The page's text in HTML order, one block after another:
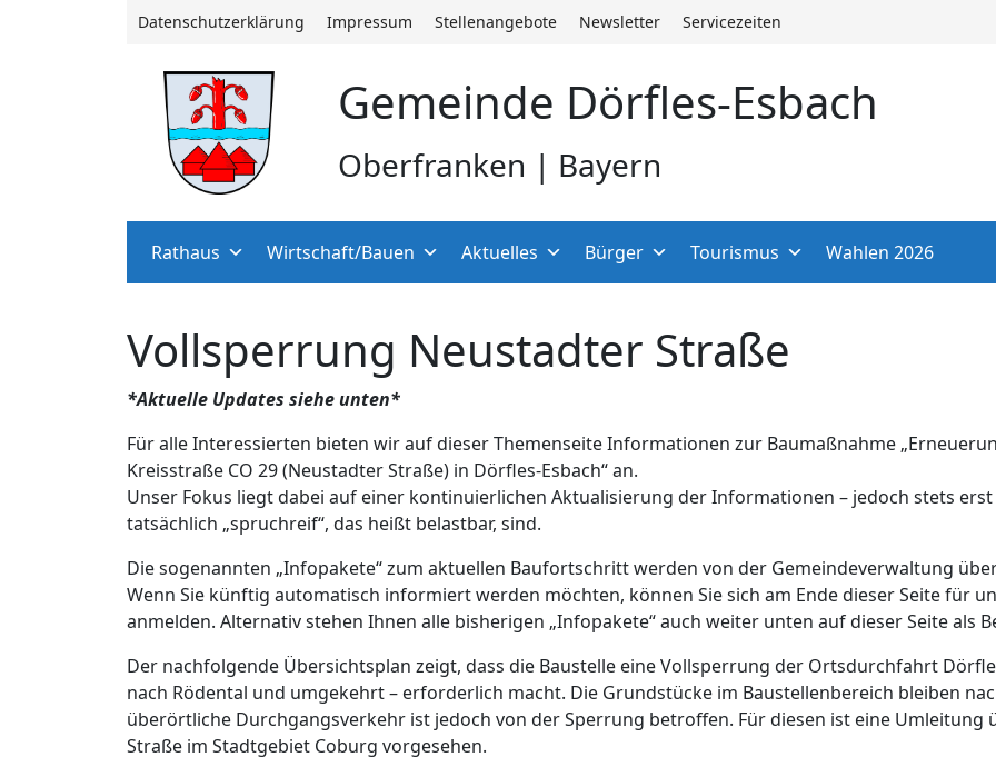
Datenschutzerklärung Impressum Stellenangebote Newsletter Servicezeiten
Gemeinde Dörfles-Esbach
Oberfranken | Bayern
Rathaus Wirtschaft/Bauen Aktuelles Bürger Tourismus Wahlen 2026
Vollsperrung Neustadter Straße
*Aktuelle Updates siehe unten*
Für alle Interessierten bieten wir auf dieser Themenseite Informationen zur Baumaßnahme
Kreisstraße CO 29 (Neustadter Straße) in Dörfles-Esbach“ an.
Unser Fokus liegt dabei auf einer kontinuierlichen Aktualisierung der Informationen – jedoch stets
tatsächlich „spruchreif“, das heißt belastbar, sind.
Die sogenannten „Infopakete“ zum aktuellen Baufortschritt werden von der Gemeindeverwaltung
Wenn Sie künftig automatisch informiert werden möchten, können Sie sich am Ende dieser Seite für
anmelden. Alternativ stehen Ihnen alle bisherigen „Infopakete“ auch weiter unten auf dieser Seite als
Der nachfolgende Übersichtsplan zeigt, dass die Baustelle eine Vollsperrung der Ortsdurchfahrt
nach Rödental und umgekehrt – erforderlich macht. Die Grundstücke im Baustellenbereich bleiben
überörtliche Durchgangsverkehr ist jedoch von der Sperrung betroffen. Für diesen ist eine Umleitung
Straße im Stadtgebiet Coburg vorgesehen.